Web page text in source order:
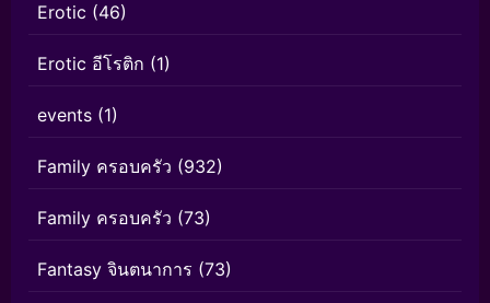
Erotic (46)
Erotic อีโรติก (1)
events (1)
Family ครอบครัว (932)
Family ครอบครัว (73)
Fantasy จินตนาการ (73)